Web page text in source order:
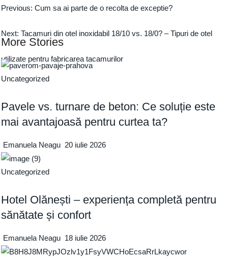
Previous:Cum sa ai parte de o recolta de exceptie?
Next:Tacamuri din otel inoxidabil 18/10 vs. 18/0? – Tipuri de otel
utilizate pentru fabricarea tacamurilor
More Stories
Uncategorized
Pavele vs. turnare de beton: Ce soluție este
mai avantajoasă pentru curtea ta?
Emanuela Neagu 20 iulie 2026
Uncategorized
Hotel Olănești – experiența completă pentru
sănătate și confort
Emanuela Neagu 18 iulie 2026